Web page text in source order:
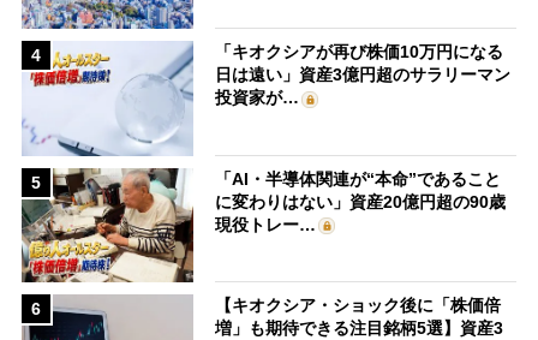
4
「キオクシアが再び株価10万円になる
日は遠い」資産3億円超のサラリーマン
投資家が…
5
「AI・半導体関連が“本命”であること
に変わりはない」資産20億円超の90歳
現役トレー…
6
【キオクシア・ショック後に「株価倍
増」も期待できる注目銘柄5選】資産3